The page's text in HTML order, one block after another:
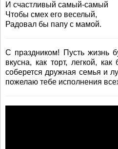
И счастливый самый-самый
Чтобы смех его веселый,
Радовал бы папу с мамой.
С праздником! Пусть жизнь
вкусна, как торт, легкой,
соберется дружная семья и
пожелаю тебе исполнения